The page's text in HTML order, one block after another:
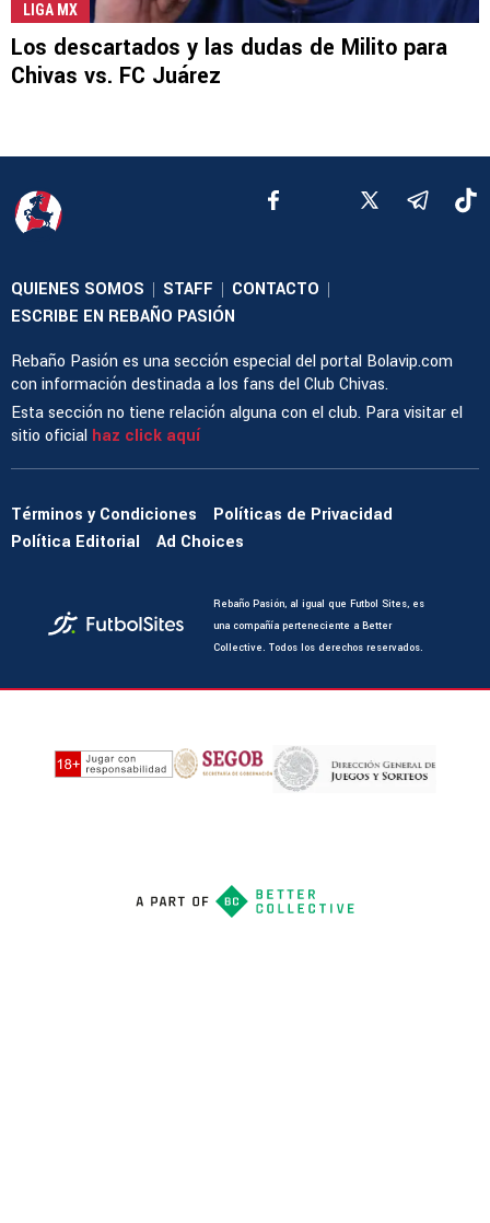
LIGA MX
Los descartados y las dudas de Milito para
Chivas vs. FC Juárez
QUIENES SOMOS STAFF CONTACTO
ESCRIBE EN REBAÑO PASIÓN
Rebaño Pasión es una sección especial del portal Bolavip.com
con información destinada a los fans del Club Chivas.
Esta sección no tiene relación alguna con el club. Para visitar el
sitio oficial haz click aquí
Términos y Condiciones
Políticas de Privacidad
Política Editorial
Ad Choices
Rebaño Pasión, al igual que Futbol Sites, es
una compañía perteneciente a Better
Collective. Todos los derechos reservados.